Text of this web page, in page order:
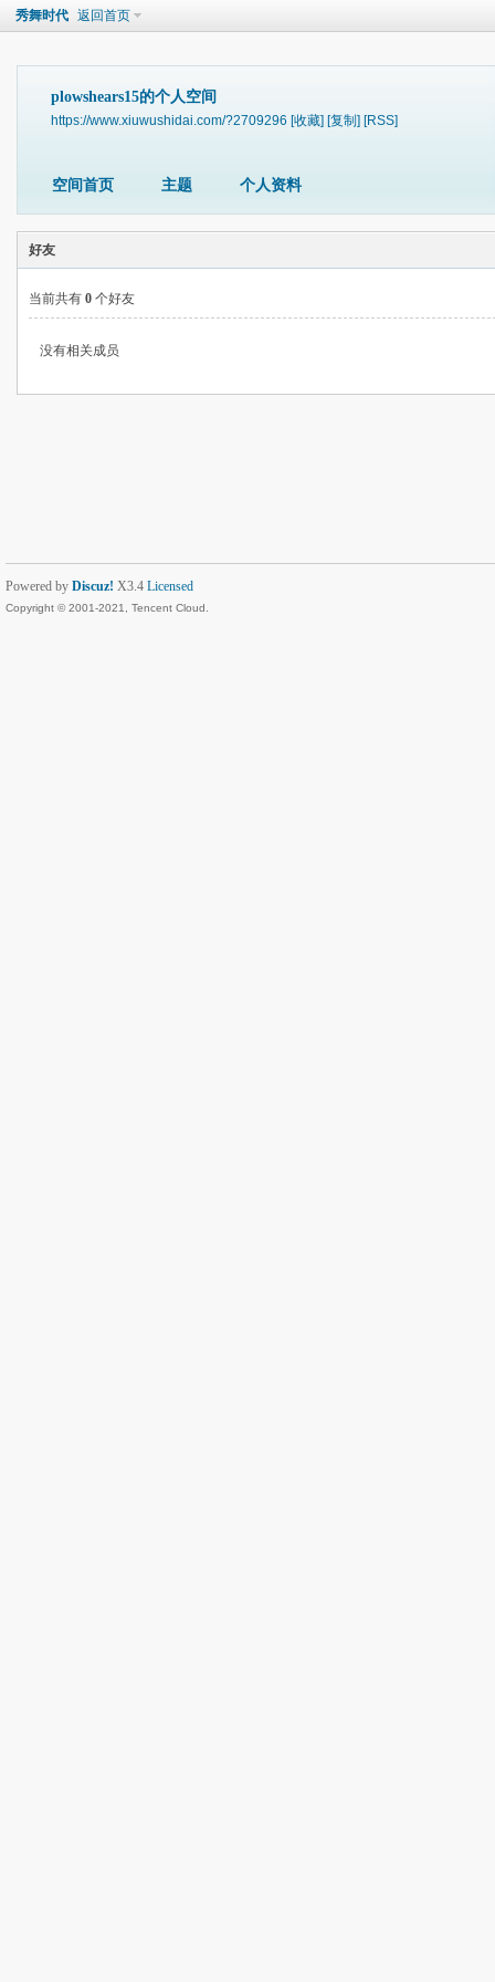
秀舞时代 返回首页
plowshears15的个人空间
https://www.xiuwushidai.com/?2709296 [收藏] [复制] [RSS]
空间首页 主题 个人资料
好友
当前共有 0 个好友
没有相关成员
Powered by Discuz! X3.4 Licensed
Copyright © 2001-2021, Tencent Cloud.